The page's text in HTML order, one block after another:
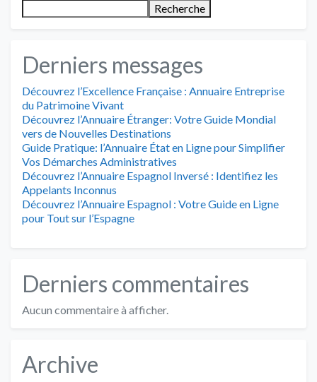
Recherche
Derniers messages
Découvrez l’Excellence Française : Annuaire Entreprise
du Patrimoine Vivant
Découvrez l’Annuaire Étranger: Votre Guide Mondial
vers de Nouvelles Destinations
Guide Pratique: l’Annuaire État en Ligne pour Simplifier
Vos Démarches Administratives
Découvrez l’Annuaire Espagnol Inversé : Identifiez les
Appelants Inconnus
Découvrez l’Annuaire Espagnol : Votre Guide en Ligne
pour Tout sur l’Espagne
Derniers commentaires
Aucun commentaire à afficher.
Archive